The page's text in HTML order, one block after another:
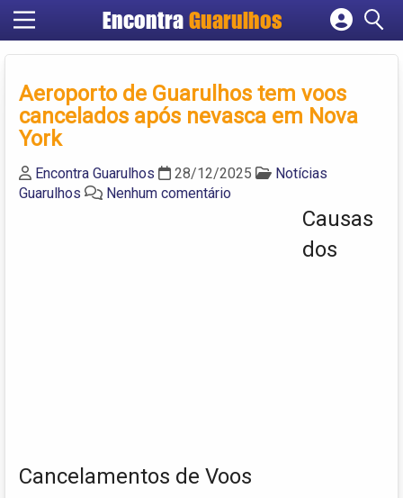
Encontra Guarulhos
Cadastrar empresa
Criar conta
Aeroporto de Guarulhos tem voos
cancelados após nevasca em Nova
York
Encontra Guarulhos 28/12/2025
Notícias
Guarulhos
Nenhum comentário
Causas
dos
Cancelamentos de Voos